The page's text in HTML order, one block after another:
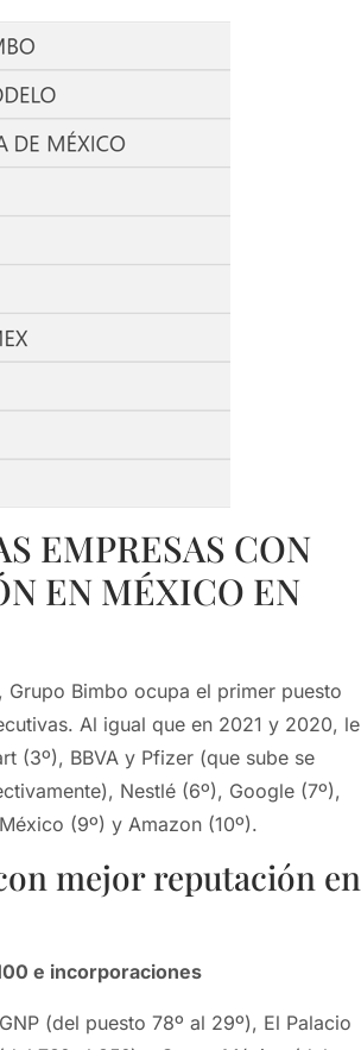
EMPRESAS CON
EN MÉXICO EN
Bimbo ocupa el primer puesto
Al igual que en 2021 y 2020, le
(3º), BBVA y Pfizer (que sube se
Nestlé (6º), Google (7º),
(9º) y Amazon (10º).
mejor reputación en
e incorporaciones
(del puesto 78º al 29º), El Palacio